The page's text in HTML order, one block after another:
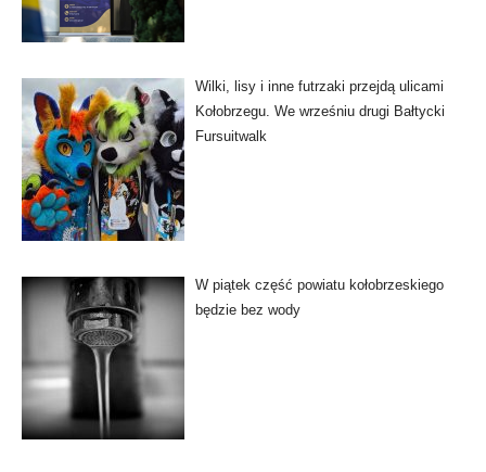
Wilki, lisy i inne futrzaki przejdą ulicami
Kołobrzegu. We wrześniu drugi Bałtycki
Fursuitwalk
W piątek część powiatu kołobrzeskiego
będzie bez wody